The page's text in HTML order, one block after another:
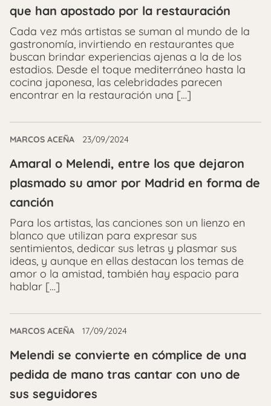
que han apostado por la restauración
Cada vez más artistas se suman al mundo de la
gastronomía, invirtiendo en restaurantes que
buscan brindar experiencias ajenas a la de los
estadios. Desde el toque mediterráneo hasta la
cocina japonesa, las celebridades parecen
encontrar en la restauración una […]
MARCOS ACEÑA 23/09/2024
Amaral o Melendi, entre los que dejaron
plasmado su amor por Madrid en forma de
canción
Para los artistas, las canciones son un lienzo en
blanco que utilizan para expresar sus
sentimientos, dedicar sus letras y plasmar sus
ideas, y aunque en ellas destacan los temas de
amor o la amistad, también hay espacio para
hablar […]
MARCOS ACEÑA 17/09/2024
Melendi se convierte en cómplice de una
pedida de mano tras cantar con uno de
sus seguidores